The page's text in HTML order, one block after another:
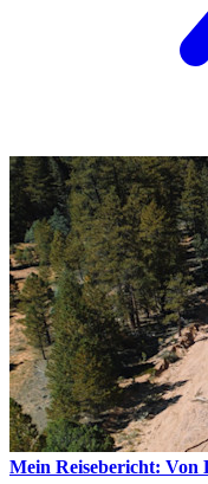
Mein Reisebericht: Von